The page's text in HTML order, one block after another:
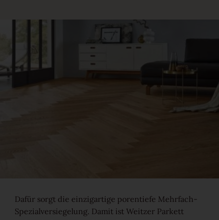
Parkett
Pflegefrei-Parkett
Mehr über Funktionen erfahren
Holzfarben
Dafür sorgt die einzigartige porentiefe Mehrfach-
Spezialversiegelung. Damit ist Weitzer Parkett